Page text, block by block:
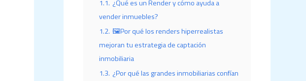
1.1. ¿Qué es un Render y cómo ayuda a
vender inmuebles?
1.2. 🖼️Por qué los renders hiperrealistas
mejoran tu estrategia de captación
inmobiliaria
1.3. ¿Por qué las grandes inmobiliarias confían